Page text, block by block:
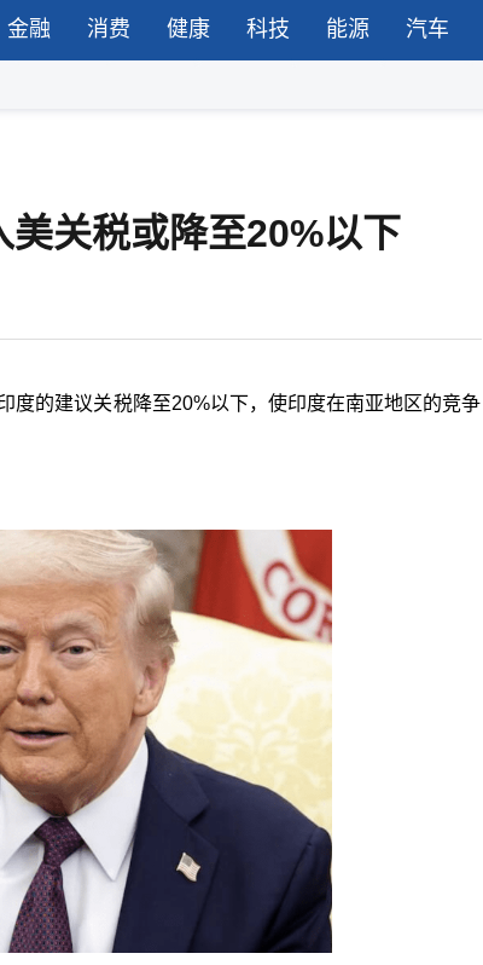
金融 消费 健康 科技 能源 汽车
关税或降至20%以下
度的建议关税降至20%以下，使印度在南亚地区的竞争